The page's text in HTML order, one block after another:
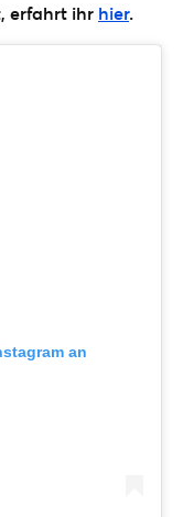
erfahrt ihr hier.
an